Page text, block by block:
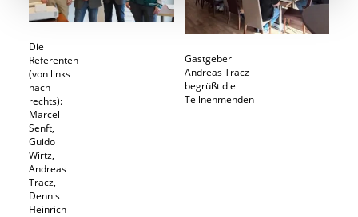
Die
Referenten
(von links
nach
rechts):
Marcel
Senft,
Guido
Wirtz,
Andreas
Tracz,
Dennis
Heinrich
Gastgeber
Andreas Tracz
begrüßt die
Teilnehmenden